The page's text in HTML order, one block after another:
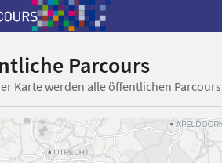
Parcours
Karte werden alle öffentlichen